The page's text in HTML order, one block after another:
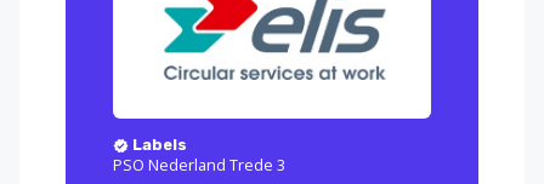
Labels
PSO Nederland Trede 3